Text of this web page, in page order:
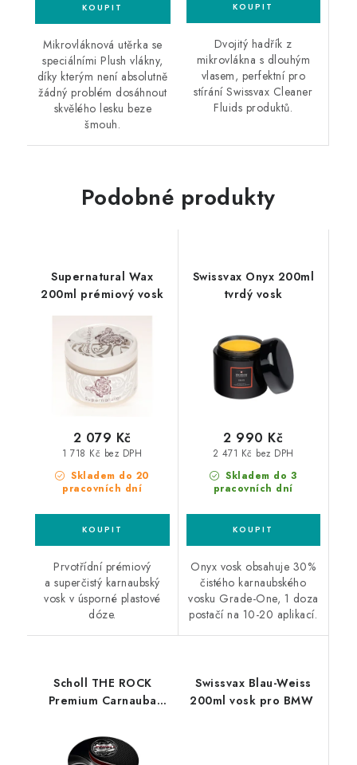
Mikrovláknová utěrka se
speciálními Plush vlákny,
díky kterým není absolutně
žádný problém dosáhnout
skvělého lesku beze
šmouh.
Dvojitý hadřík z
mikrovlákna s dlouhým
vlasem, perfektní pro
stírání Swissvax Cleaner
Fluids produktů.
Podobné produkty
Supernatural Wax
200ml prémiový vosk
Skladem do 20
pracovních dní
1 718 Kč bez DPH
2 079 Kč
Prvotřídní prémiový
a superčistý karnaubský
vosk v úsporné plastové
dóze.
Swissvax Onyx 200ml
tvrdý vosk
Skladem do 3
pracovních dní
2 471 Kč bez DPH
2 990 Kč
Onyx vosk obsahuje 30%
čistého karnaubského
vosku Grade-One, 1 doza
postačí na 10-20 aplikací.
Scholl THE ROCK
Premium Carnauba
Swissvax Blau-Weiss
200ml vosk pro BMW